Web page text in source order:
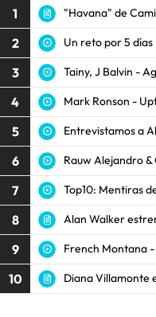
1 "Havana" de
2 Un reto por 5 días
3 Tainy, J Balvin -
4 Mark Ronson -
5 Entrevistamos a
6 Rauw Alejandro
7 Top10: Mentiras
8 Alan Walker
9 French Montana
10 Diana Villamonte